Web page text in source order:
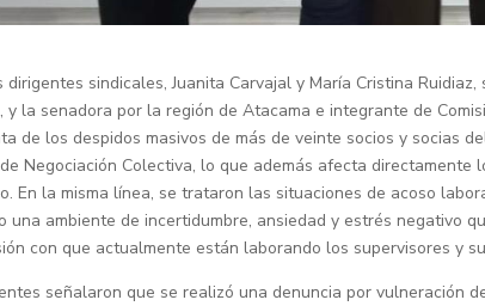
dirigentes sindicales, Juanita Carvajal y María Cristina
y la senadora por la región de Atacama e integrante de
de los despidos masivos de más de veinte socios y socias
Negociación Colectiva, lo que además afecta
En la misma línea, se trataron las situaciones de acoso
una ambiente de incertidumbre, ansiedad y estrés negativo
con que actualmente están laborando los supervisores y
señalaron que se realizó una denuncia por vulneración